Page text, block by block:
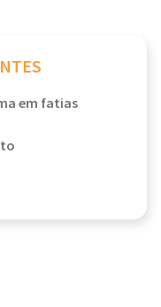
em fatias